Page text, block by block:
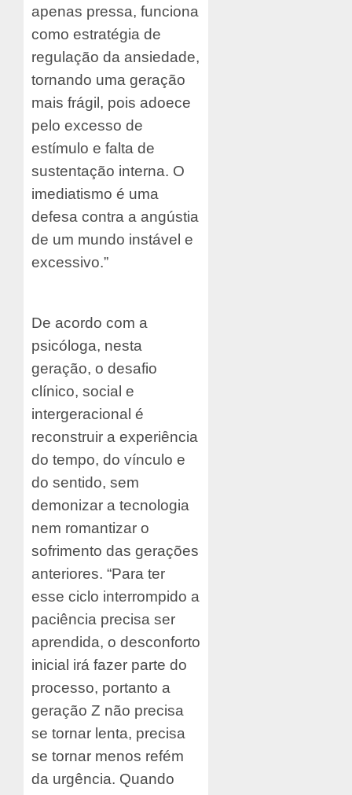
apenas pressa, funciona
como estratégia de
regulação da ansiedade,
tornando uma geração
mais frágil, pois adoece
pelo excesso de
estímulo e falta de
sustentação interna. O
imediatismo é uma
defesa contra a angústia
de um mundo instável e
excessivo.”
De acordo com a
psicóloga, nesta
geração, o desafio
clínico, social e
intergeracional é
reconstruir a experiência
do tempo, do vínculo e
do sentido, sem
demonizar a tecnologia
nem romantizar o
sofrimento das gerações
anteriores. “Para ter
esse ciclo interrompido a
paciência precisa ser
aprendida, o desconforto
inicial irá fazer parte do
processo, portanto a
geração Z não precisa
se tornar lenta, precisa
se tornar menos refém
da urgência. Quando